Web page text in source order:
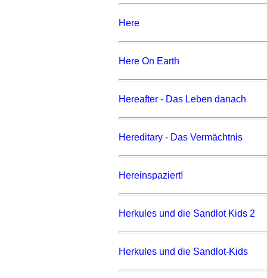
Here
Here On Earth
Hereafter - Das Leben danach
Hereditary - Das Vermächtnis
Hereinspaziert!
Herkules und die Sandlot Kids 2
Herkules und die Sandlot-Kids